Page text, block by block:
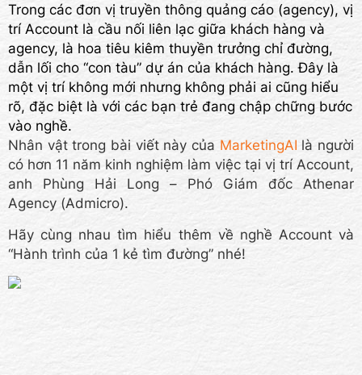
Trong các đơn vị truyền thông quảng cáo (agency), vị
trí Account là cầu nối liên lạc giữa khách hàng và
agency, là hoa tiêu kiêm thuyền trưởng chỉ đường,
dẫn lối cho “con tàu” dự án của khách hàng. Đây là
một vị trí không mới nhưng không phải ai cũng hiểu
rõ, đặc biệt là với các bạn trẻ đang chập chững bước
vào nghề.
Nhân vật trong bài viết này của MarketingAI là người
có hơn 11 năm kinh nghiệm làm việc tại vị trí Account,
anh Phùng Hải Long – Phó Giám đốc Athenar
Agency (Admicro).
Hãy cùng nhau tìm hiểu thêm về nghề Account và
“Hành trình của 1 kẻ tìm đường” nhé!